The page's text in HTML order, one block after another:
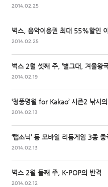
2014.02.25
벅스, 음악이용권 최대 55%할인
2014.02.25
벅스 2월 셋째 주, ‘별그대, 겨울왕
2014.02.19
‘청풍명월 for Kakao’ 시즌2 낚시
2014.02.13
‘탭소닉’ 등 모바일 리듬게임 3종
2014.02.13
벅스 2월 둘째 주, K-POP의 반격
2014.02.12